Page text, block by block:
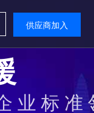
供应商加入
业标准